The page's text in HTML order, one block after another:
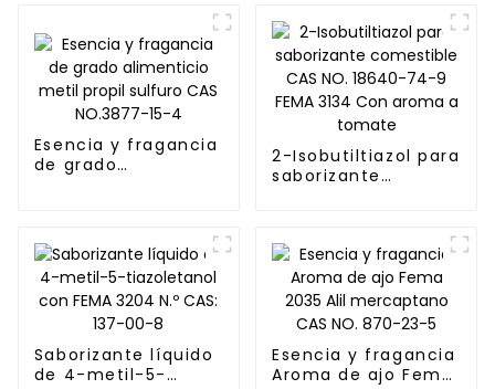
Esencia y fragancia
de grado
2-Isobutiltiazol para
saborizante
tomate
Saborizante líquido
de 4-metil-5-
Esencia y fragancia
Aroma de ajo Fema